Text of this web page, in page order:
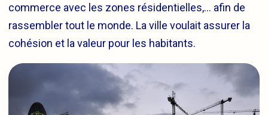
commerce avec les zones résidentielles,… afin de
rassembler tout le monde. La ville voulait assurer la
cohésion et la valeur pour les habitants.